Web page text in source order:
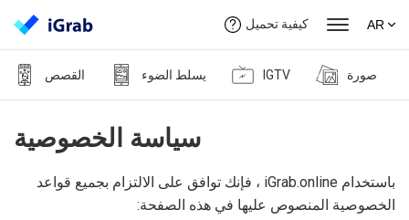
كيفية تحميل AR
القصص يسلط الضوء IGTV صورة
سياسة الخصوصية
باستخدام iGrab.online ، فإنك توافق على الالتزام بجميع قواعد
الخصوصية المنصوص عليها في هذه الصفحة: